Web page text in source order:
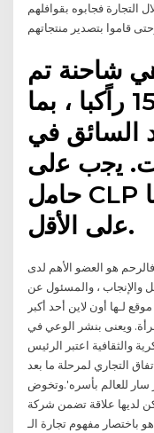
فجابوه بقوافلهم
هي شاحنة تم
تصنيعها الستيعاب 15 راًكبا ، بما
السائق في
ﯾﺟب ﻋﻟﯽ
ﺣﺎﻣل CLP اﻻﻧﺗظﺎر ﻟﻣدة 14 ﯾوًﻣﺎ
ﻋﻟﯽ اﻷﻗل.
هو العضو الأهم لدى
والإنجاب ، والمسئول عن
لـها أون لاين أحد أكبر
ويعنى بنشر الوعي في
والثقافية اعتبر الرئيس
التجاري لمرحلة ما بعد
سار للعالم بأسره'.وتخوض
لديها علاقة تضمن شركة
باختصار مفهوم تجارة الـ